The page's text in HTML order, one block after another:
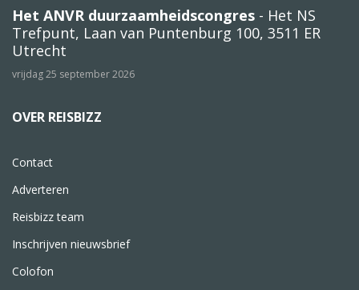
Het ANVR duurzaamheidscongres - Het NS
Trefpunt, Laan van Puntenburg 100, 3511 ER
Utrecht
vrijdag 25 september 2026
OVER REISBIZZ
Contact
Adverteren
Reisbizz team
Inschrijven nieuwsbrief
Colofon